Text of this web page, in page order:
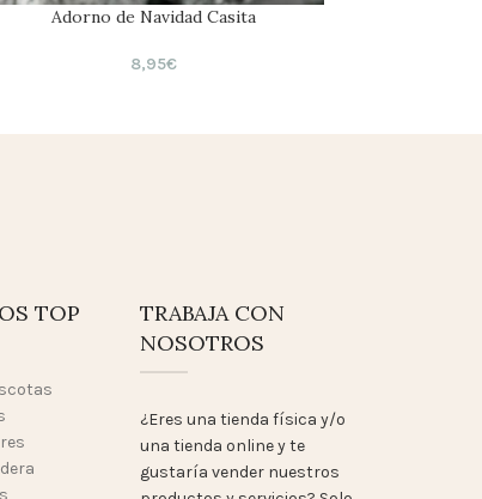
Adorno de Navidad Casita
8,95€
TOP
TRABAJA CON
NOSOTROS
¿Eres una tienda física y/o
una tienda online y te
gustaría vender nuestros